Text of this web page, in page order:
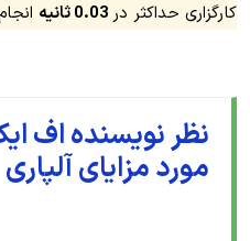
کارگزاری حداکثر در
نظر نویسنده اف
مورد مزایای آلپاری